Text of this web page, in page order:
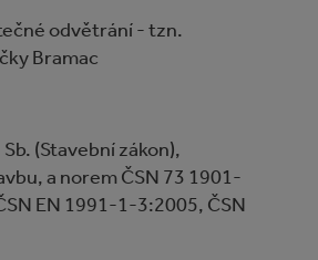
odvětrání - tzn.
Bramac
(Stavební zákon),
a norem ČSN 73 1901-
EN 1991-1-3:2005, ČSN